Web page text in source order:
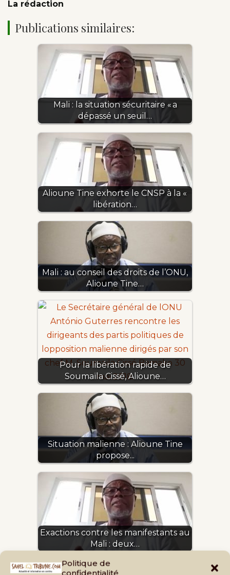
Politique de
confidentialité
La rédaction
Publications similaires:
Mali : la situation sécuritaire « a
dépassé un seuil…
Alioune Tine exhorte le CNSP à la «
libération…
Mali : au conseil des droits de l’ONU,
Alioune Tine…
Pour la libération rapide de
Soumaïla Cissé, Alioune…
Situation malienne : Alioune Tine
propose...
Exactions contre les manifestants au
Mali : deux…